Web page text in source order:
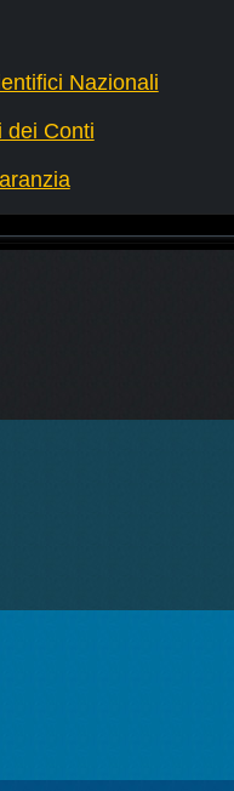
Nazionali
dei Conti